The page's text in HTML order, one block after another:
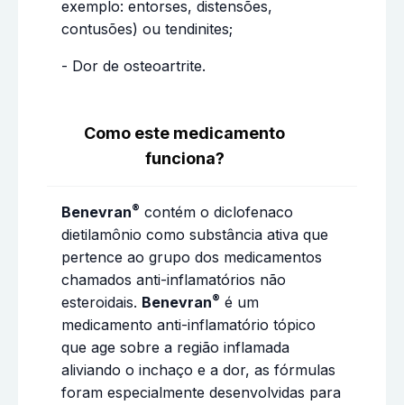
exemplo: entorses, distensões,
contusões) ou tendinites;
- Dor de osteoartrite.
Como este medicamento
funciona?
Benevran® contém o diclofenaco
dietilamônio como substância ativa que
pertence ao grupo dos medicamentos
chamados anti-inflamatórios não
esteroidais. Benevran® é um
medicamento anti-inflamatório tópico
que age sobre a região inflamada
aliviando o inchaço e a dor, as fórmulas
foram especialmente desenvolvidas para